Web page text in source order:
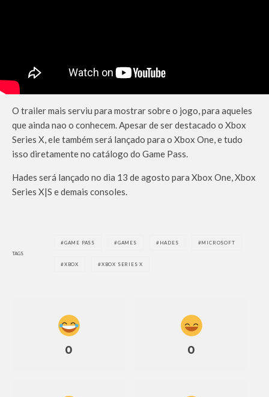
O trailer mais serviu para mostrar sobre o jogo, para aqueles
que ainda nao o conhecem. Apesar de ser destacado o Xbox
Series X, ele também será lançado para o Xbox One, e tudo
isso diretamente no catálogo do Game Pass.
Hades será lançado no dia 13 de agosto para Xbox One, Xbox
Series X|S e demais consoles.
TAGS
GAME PASS GAMES HADES MICROSOFT
XBOX XBOX SERIES X
0 0